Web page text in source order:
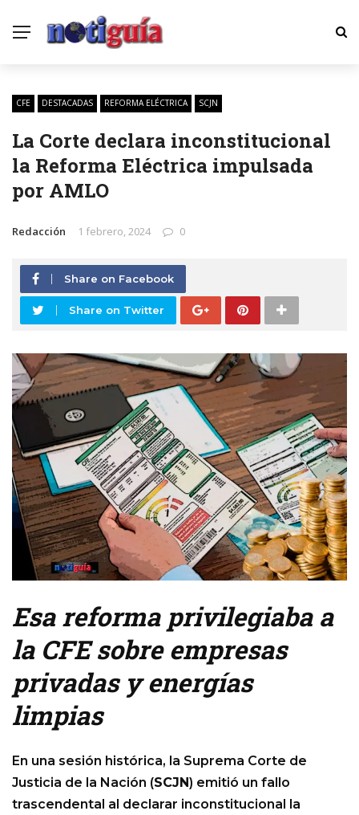
CFE DESTACADAS REFORMA ELÉCTRICA SCJN
La Corte declara inconstitucional
la Reforma Eléctrica impulsada
por AMLO
Redacción 1 febrero, 2024 0
Share on Facebook
Share on Twitter
Esa reforma privilegiaba a
la CFE sobre empresas
privadas y energías
limpias
En una sesión histórica, la Suprema Corte de
Justicia de la Nación (SCJN) emitió un fallo
trascendental al declarar inconstitucional la